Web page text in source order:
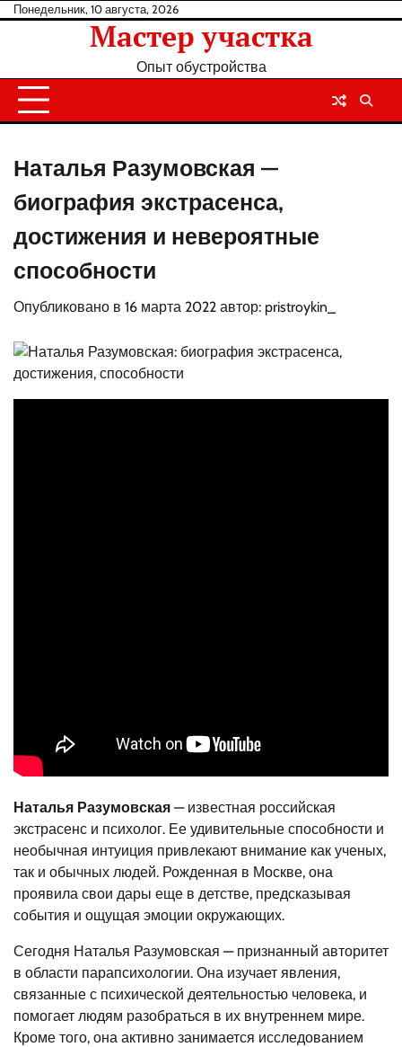
Перейти
Понедельник, 10 августа, 2026
Мастер участка
Опыт обустройства
Наталья Разумовская —
биография экстрасенса,
достижения и невероятные
способности
Опубликовано в 16 марта 2022 автор: pristroykin_
Наталья Разумовская — известная российская
экстрасенс и психолог. Ее удивительные способности и
необычная интуиция привлекают внимание как ученых,
так и обычных людей. Рожденная в Москве, она
проявила свои дары еще в детстве, предсказывая
события и ощущая эмоции окружающих.
Сегодня Наталья Разумовская — признанный авторитет
в области парапсихологии. Она изучает явления,
связанные с психической деятельностью человека, и
помогает людям разобраться в их внутреннем мире.
Кроме того, она активно занимается исследованием